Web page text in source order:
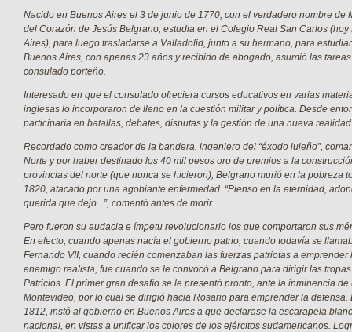
Nacido en Buenos Aires el 3 de junio de 1770, con el verdadero nombre de
del Corazón de Jesús Belgrano, estudia en el Colegio Real San Carlos
Aires), para luego trasladarse a Valladolid, junto a su hermano, para
Buenos Aires, con apenas 23 años y recibido de abogado, asumió las
consulado porteño.
Interesado en que el consulado ofreciera cursos educativos en varias
inglesas lo incorporaron de lleno en la cuestión militar y política. Desde
participaría en batallas, debates, disputas y la gestión de una nueva
Recordado como creador de la bandera, ingeniero del “éxodo jujeño”,
Norte y por haber destinado los 40 mil pesos oro de premios a la
provincias del norte (que nunca se hicieron), Belgrano murió en la pobreza
1820, atacado por una agobiante enfermedad. “Pienso en la eternidad,
querida que dejo...”, comentó antes de morir.
Pero fueron su audacia e ímpetu revolucionario los que comportaron sus
En efecto, cuando apenas nacía el gobierno patrio, cuando todavía se
Fernando VII, cuando recién comenzaban las fuerzas patriotas a emprender
enemigo realista, fue cuando se le convocó a Belgrano para dirigir las
Patricios. El primer gran desafío se le presentó pronto, ante la inminencia
Montevideo, por lo cual se dirigió hacia Rosario para emprender la defensa.
1812, instó al gobierno en Buenos Aires a que declarase la escarapela
nacional, en vistas a unificar los colores de los ejércitos sudamericanos.